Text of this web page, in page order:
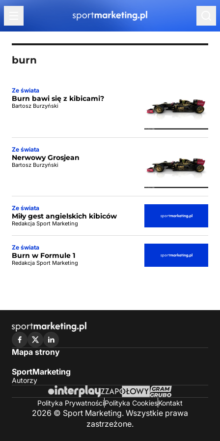
Przejdź do treści
burn
Ze świata
Burn bawi się z kibicami?
Bartosz Burzyński
Ze świata
Nerwowy Grosjean
Bartosz Burzyński
Ze świata
Miły gest angielskich kibiców
Redakcja Sport Marketing
Ze świata
Burn w Formule 1
Redakcja Sport Marketing
Mapa strony
SportMarketing
Autorzy
Polityka PrywatnościPolityka CookiesKontakt
2026 © Sport Marketing. Wszystkie prawa
zastrzeżone.